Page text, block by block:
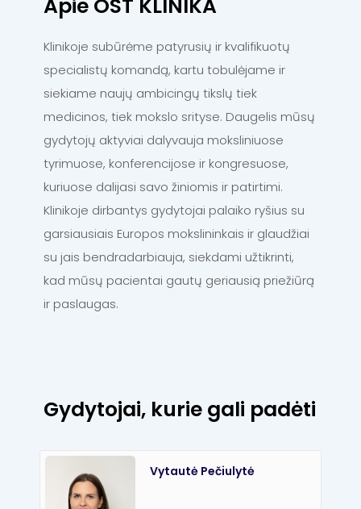
Apie OST KLINIKA
Klinikoje subūrėme patyrusių ir kvalifikuotų
specialistų komandą, kartu tobulėjame ir
siekiame naujų ambicingų tikslų tiek
medicinos, tiek mokslo srityse. Daugelis mūsų
gydytojų aktyviai dalyvauja moksliniuose
tyrimuose, konferencijose ir kongresuose,
kuriuose dalijasi savo žiniomis ir patirtimi.
Klinikoje dirbantys gydytojai palaiko ryšius su
garsiausiais Europos mokslininkais ir glaudžiai
su jais bendradarbiauja, siekdami užtikrinti,
kad mūsų pacientai gautų geriausią priežiūrą
ir paslaugas.
Gydytojai, kurie gali padėti
Vytautė Pečiulytė